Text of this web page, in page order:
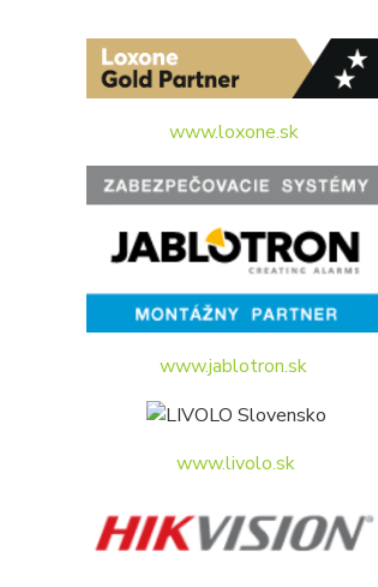
www.loxone.sk
www.jablotron.sk
www.livolo.sk